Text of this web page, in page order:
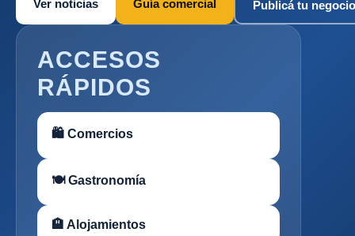
Ver noticias Guía comercial Publicá tu negocio
ACCESOS
RÁPIDOS
🛍 Comercios
🍽 Gastronomía
🏨 Alojamientos